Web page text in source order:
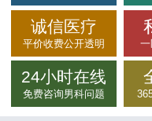
诚信医疗
平价收费公开透明
24小时在线
免费咨询男科问题